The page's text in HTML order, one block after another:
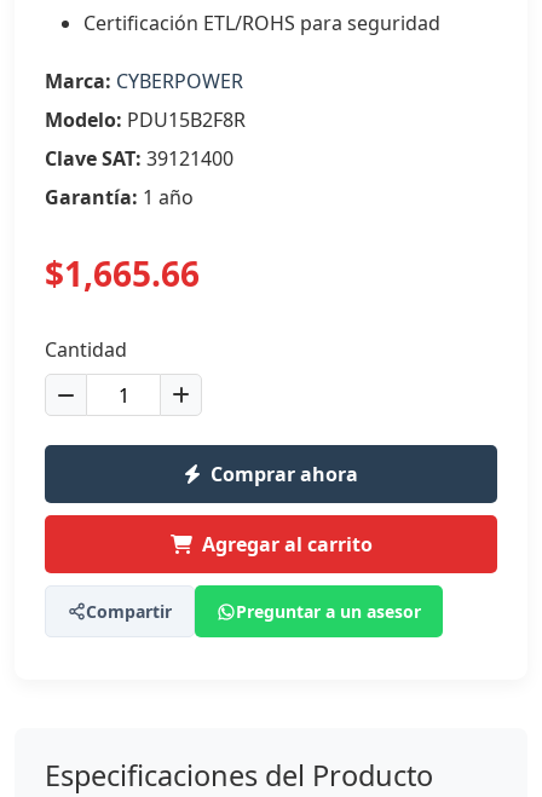
Certificación ETL/ROHS para seguridad
Marca: CYBERPOWER
Modelo: PDU15B2F8R
Clave SAT: 39121400
Garantía: 1 año
$1,665.66
Cantidad
Comprar ahora
Agregar al carrito
Compartir Preguntar a un asesor
Especificaciones del Producto